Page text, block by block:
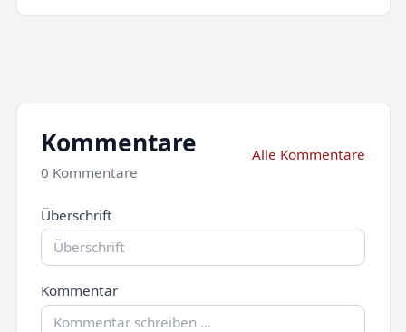
Kommentare
0 Kommentare
Alle Kommentare
Überschrift
Kommentar